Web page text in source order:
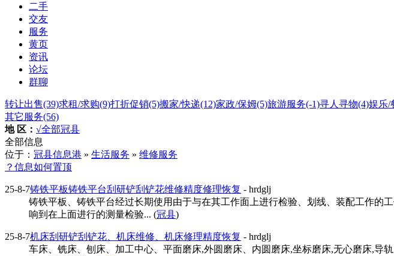
二手
交友
服务
黄页
资讯
论坛
群聊
转让出售(39)求租/求购(9)打折促销(5)搬家/快递(12)家政/保姆(5)旅游服务(-1)寻人寻物(4)娱乐/
其它服务(56)
地 区： √全部冠县
全部信息
位于： 冠县信息港 » 生活服务 » 维修服务
？信息如何置顶
25-8-7铸铁平板铸铁平台刮研铲刮铲花维修精度修理恢复 - hrdglj
铸铁平板、铸铁平台经过长期使用由于与在其工作面上进行检验、划线、装配工作的
响到在上面进行的测量检验... (冠县)
25-8-7机床刮研铲刮铲花、机床维修、机床修理精度恢复 - hrdglj
车床、铣床、刨床、加工中心、平面磨床,外圆磨床、内圆磨床,坐标磨床,无心磨床,导